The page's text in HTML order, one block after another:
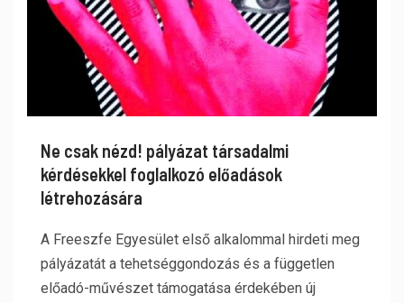
Ne csak nézd! pályázat társadalmi
kérdésekkel foglalkozó előadások
létrehozására
A Freeszfe Egyesület első alkalommal hirdeti meg
pályázatát a tehetséggondozás és a független
előadó-művészet támogatása érdekében új